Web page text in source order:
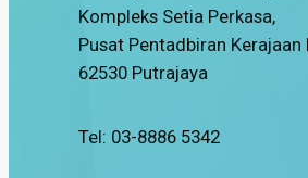
Kompleks Setia Perkasa,
Pusat Pentadbiran Kerajaan
62530 Putrajaya
Tel: 03-8886 5342